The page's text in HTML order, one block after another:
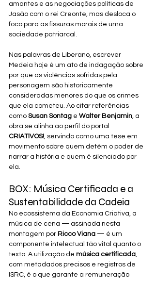
amantes e as negociações políticas de
Jasão com o rei Creonte, mas desloca o
foco para as fissuras morais de uma
sociedade patriarcal.
Nas palavras de Liberano, escrever
Medeia hoje é um ato de indagação sobre
por que as violências sofridas pela
personagem são historicamente
consideradas menores do que os crimes
que ela cometeu. Ao citar referências
como Susan Sontag e Walter Benjamin, a
obra se alinha ao perfil do portal
CRIATIVOS!, servindo como uma tese em
movimento sobre quem detém o poder de
narrar a história e quem é silenciado por
ela.
BOX: Música Certificada e a
Sustentabilidade da Cadeia
No ecossistema da Economia Criativa, a
música de cena — assinada nesta
montagem por Ricco Viana — é um
componente intelectual tão vital quanto o
texto. A utilização de música certificada,
com metadados precisos e registros de
ISRC, é o que garante a remuneração